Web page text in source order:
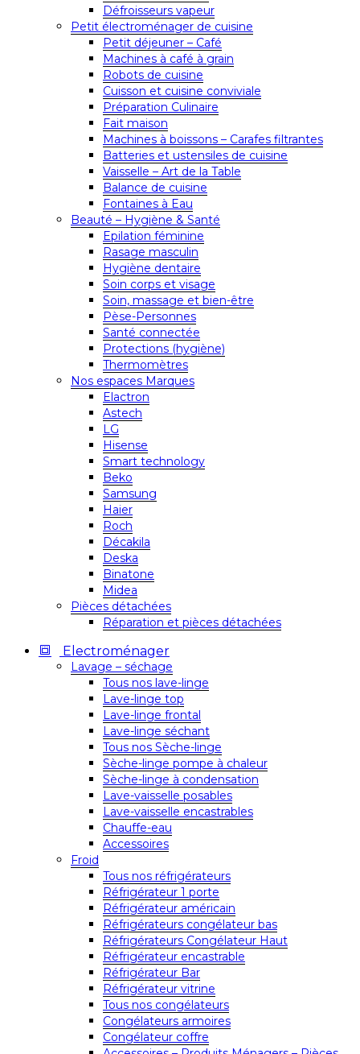
Défroisseurs vapeur
Petit électroménager de cuisine
Petit déjeuner – Café
Machines à café à grain
Robots de cuisine
Cuisson et cuisine conviviale
Préparation Culinaire
Fait maison
Machines à boissons – Carafes filtrantes
Batteries et ustensiles de cuisine
Vaisselle – Art de la Table
Balance de cuisine
Fontaines à Eau
Beauté – Hygiène & Santé
Epilation féminine
Rasage masculin
Hygiène dentaire
Soin corps et visage
Soin, massage et bien-être
Pèse-Personnes
Santé connectée
Protections (hygiène)
Thermomètres
Nos espaces Marques
Elactron
Astech
LG
Hisense
Smart technology
Beko
Samsung
Haier
Roch
Décakila
Deska
Binatone
Midea
Pièces détachées
Réparation et pièces détachées
Electroménager
Lavage – séchage
Tous nos lave-linge
Lave-linge top
Lave-linge frontal
Lave-linge séchant
Tous nos Sèche-linge
Sèche-linge pompe à chaleur
Sèche-linge à condensation
Lave-vaisselle posables
Lave-vaisselle encastrables
Chauffe-eau
Accessoires
Froid
Tous nos réfrigérateurs
Réfrigérateur 1 porte
Réfrigérateur américain
Réfrigérateurs congélateur bas
Réfrigérateurs Congélateur Haut
Réfrigérateur encastrable
Réfrigérateur Bar
Réfrigérateur vitrine
Tous nos congélateurs
Congélateurs armoires
Congélateur coffre